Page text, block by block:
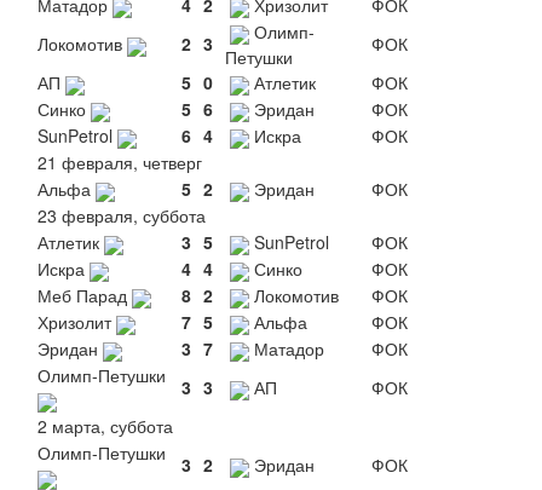
Матадор
4 2 Хризолит
ФОК
Локомотив
2 3
Олимп-
Петушки
ФОК
АП
5 0 Атлетик
ФОК
Синко
5 6 Эридан
ФОК
SunPetrol
6 4 Искра
ФОК
21 февраля, четверг
Альфа
5 2 Эридан
ФОК
23 февраля, суббота
Атлетик
3 5 SunPetrol
ФОК
Искра
4 4 Синко
ФОК
Меб Парад
8 2 Локомотив
ФОК
Хризолит
7 5 Альфа
ФОК
Эридан
3 7 Матадор
ФОК
Олимп-Петушки
3 3 АП
ФОК
2 марта, суббота
Олимп-Петушки
3 2 Эридан
ФОК